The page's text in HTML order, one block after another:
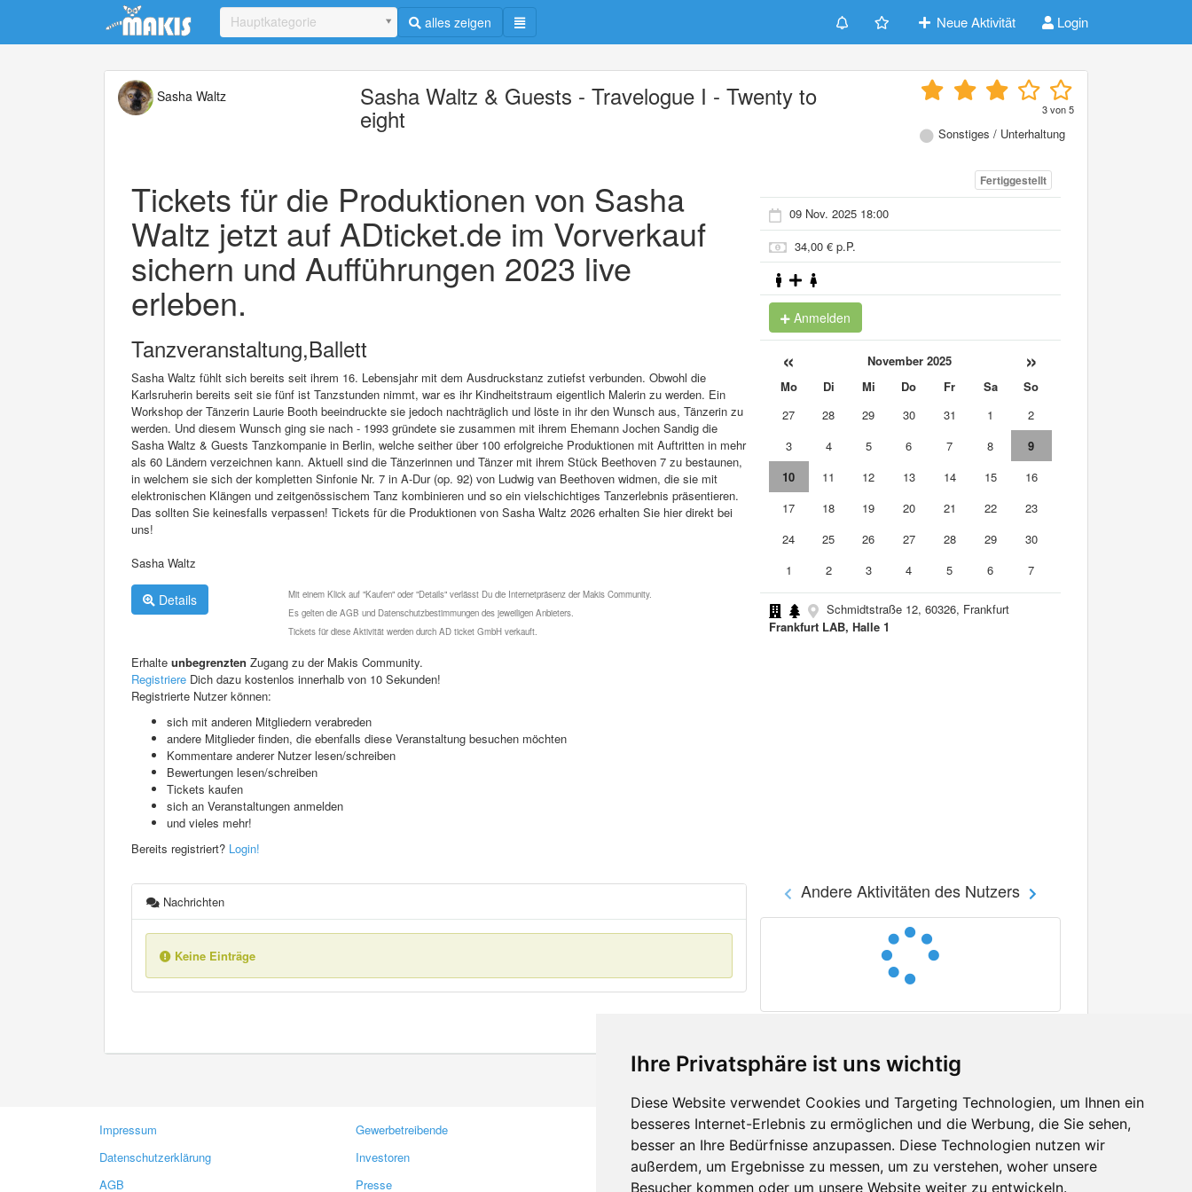
Ihre Privatsphäre ist uns wichtig
Diese Website verwendet Cookies und Targeting Technologien, um Ihnen ein
besseres Internet-Erlebnis zu ermöglichen und die Werbung, die Sie sehen,
besser an Ihre Bedürfnisse anzupassen. Diese Technologien nutzen wir
außerdem, um Ergebnisse zu messen, um zu verstehen, woher unsere
Besucher kommen oder um unsere Website weiter zu entwickeln.
Update cookies preferences
Hauptkategorie alles zeigen Neue Aktivität Login
Sasha Waltz Sasha Waltz & Guests - Travelogue I - Twenty to
eight 3von5
Sonstiges / Unterhaltung
Tickets für die Produktionen von Sasha
Waltz jetzt auf ADticket.de im Vorverkauf
sichern und Aufführungen 2023 live
erleben.
Tanzveranstaltung,Ballett
Sasha Waltz fühlt sich bereits seit ihrem 16. Lebensjahr mit dem Ausdruckstanz zutiefst verbunden. Obwohl die
Karlsruherin bereits seit sie fünf ist Tanzstunden nimmt, war es ihr Kindheitstraum eigentlich Malerin zu werden. Ein
Workshop der Tänzerin Laurie Booth beeindruckte sie jedoch nachträglich und löste in ihr den Wunsch aus, Tänzerin zu
werden. Und diesem Wunsch ging sie nach - 1993 gründete sie zusammen mit ihrem Ehemann Jochen Sandig die
Sasha Waltz & Guests Tanzkompanie in Berlin, welche seither über 100 erfolgreiche Produktionen mit Auftritten in mehr
als 60 Ländern verzeichnen kann. Aktuell sind die Tänzerinnen und Tänzer mit ihrem Stück Beethoven 7 zu bestaunen,
in welchem sie sich der kompletten Sinfonie Nr. 7 in A-Dur (op. 92) von Ludwig van Beethoven widmen, die sie mit
elektronischen Klängen und zeitgenössischem Tanz kombinieren und so ein vielschichtiges Tanzerlebnis präsentieren.
Das sollten Sie keinesfalls verpassen! Tickets für die Produktionen von Sasha Waltz 2026 erhalten Sie hier direkt bei
uns!
Sasha Waltz
Details
Mit einem Klick auf "Kaufen" oder "Details" verlässt Du die Internetpräsenz der Makis Community.
Es gelten die AGB und Datenschutzbestimmungen des jeweiligen Anbieters.
Tickets für diese Aktivität werden durch AD ticket GmbH verkauft.
Erhalte unbegrenzten Zugang zu der Makis Community.
Registriere Dich dazu kostenlos innerhalb von 10 Sekunden!
Registrierte Nutzer können:
sich mit anderen Mitgliedern verabreden
andere Mitglieder finden, die ebenfalls diese Veranstaltung besuchen möchten
Kommentare anderer Nutzer lesen/schreiben
Bewertungen lesen/schreiben
Tickets kaufen
sich an Veranstaltungen anmelden
und vieles mehr!
Bereits registriert? Login!
Nachrichten
Keine Einträge
Fertiggestellt
09 Nov. 2025 18:00
34,00 € p.P.
Anmelden
« November 2025 »
Mo Di Mi Do Fr Sa
So
27
28 29 30 31 1
2
3
4 5 6 7 8
9
10
11 12 13 14 15
16
17
18 19 20 21 22
23
24
25 26 27 28 29
30
1
2 3 4 5 6 7
Schmidtstraße 12, 60326, Frankfurt
Frankfurt LAB, Halle 1
Andere Aktivitäten des Nutzers
Impressum
Datenschutzerklärung
AGB
Gewerbetreibende
Investoren
Presse
Kontakt
Feedback
Fehler melden
Facebook
Twitter
YouTube